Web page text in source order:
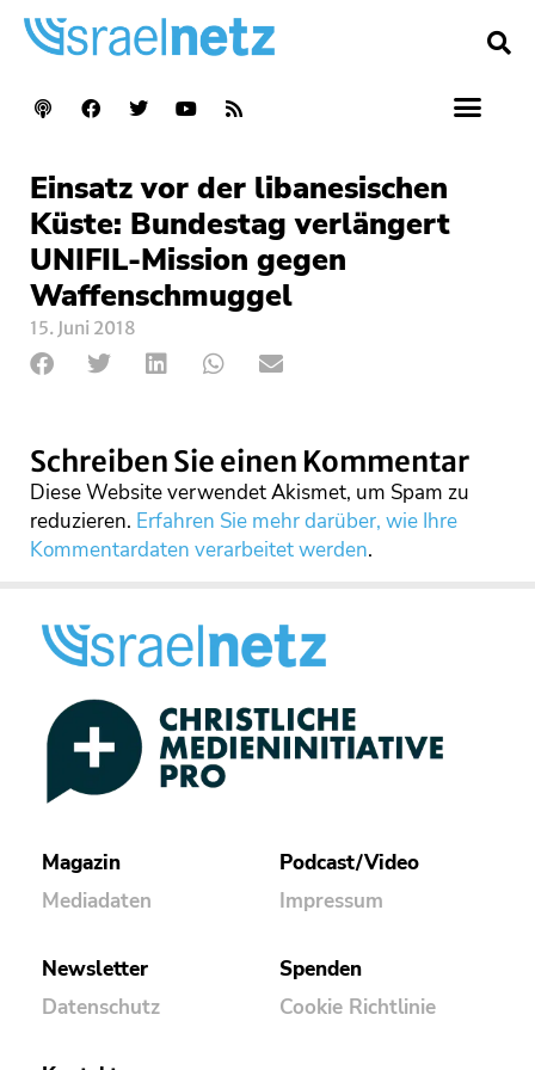
Einsatz vor der libanesischen
Küste: Bundestag verlängert
UNIFIL-Mission gegen
Waffenschmuggel
15. Juni 2018
Schreiben Sie einen Kommentar
Diese Website verwendet Akismet, um Spam zu
reduzieren. Erfahren Sie mehr darüber, wie Ihre
Kommentardaten verarbeitet werden.
Magazin
Mediadaten
Podcast/Video
Impressum
Newsletter
Datenschutz
Spenden
Cookie Richtlinie